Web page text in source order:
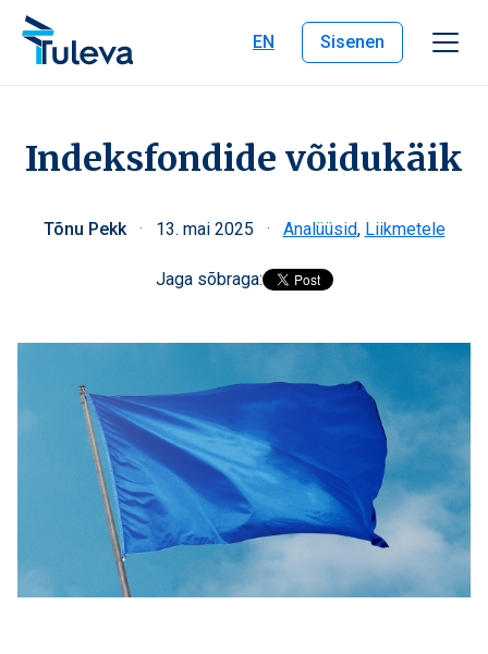
Liigu edasi sisu juurde
EN
Sisenen
Indeksfondide võidukäik
Tõnu Pekk · 13. mai 2025 · Analüüsid, Liikmetele
Jaga sõbraga: